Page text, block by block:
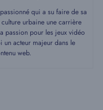
qui a su faire de sa
urbaine une carrière
passion pour les jeux vidéo
un acteur majeur dans le
web.